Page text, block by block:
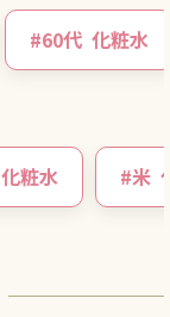
#60代 化粧水
化粧水 #米